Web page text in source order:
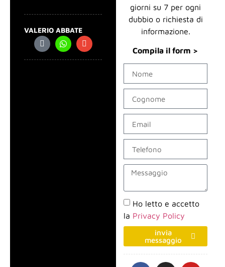
VALERIO ABBATE
giorni su 7 per ogni
dubbio o richiesta di
informazione.
Compila il form >
Ho letto e accetto
la Privacy Policy
invia
messaggio